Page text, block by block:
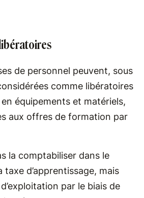
de personnel peuvent, sous
comme libératoires
équipements et matériels,
aux offres de formation par
la comptabiliser dans le
taxe d’apprentissage, mais
par le biais de